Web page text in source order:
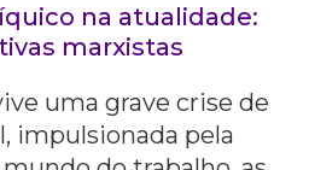
na atualidade:
marxistas
uma grave crise de
impulsionada pela